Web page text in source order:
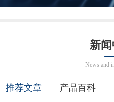
新
News and
推荐文章 产品百科